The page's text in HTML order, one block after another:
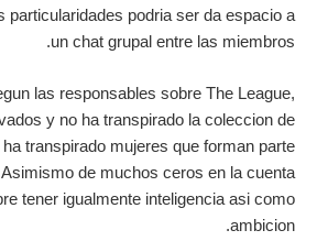
particularidades podria ser da espacio a
un chat grupal entre las miembros.
las responsables sobre The League,
y no ha transpirado la coleccion de
transpirado mujeres que forman parte
de muchos ceros en la cuenta
tener igualmente inteligencia asi como
ambicion.